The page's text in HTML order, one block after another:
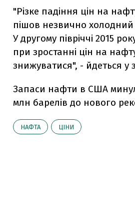
"Різке падіння цін на
пішов незвично
У другому півріччі 2015
при зростанні цін на
знижуватися", - йдеться у
Запаси нафти в США
млн барелів до нового
НАФТА ЦІНИ